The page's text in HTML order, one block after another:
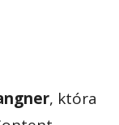
, która